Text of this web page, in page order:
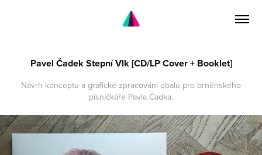
Pavel Čadek Stepní Vlk [CD/LP Cover + Booklet]
Návrh konceptu a grafické zpracování obalu pro brněnského
písničkáře Pavla Čadka.